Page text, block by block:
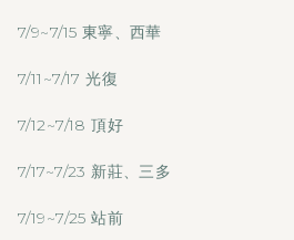
7/9~7/15 東寧、西華
7/11~7/17 光復
7/12~7/18 頂好
7/17~7/23 新莊、三多
7/19~7/25 站前